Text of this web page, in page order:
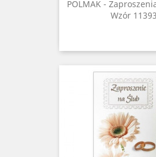
POLMAK -
Wzór 11393